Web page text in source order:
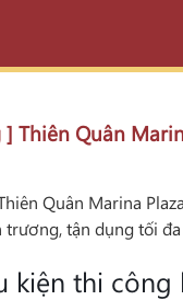
Thiên Quân
Quân Marina
tận dụng tối
kiện thi công